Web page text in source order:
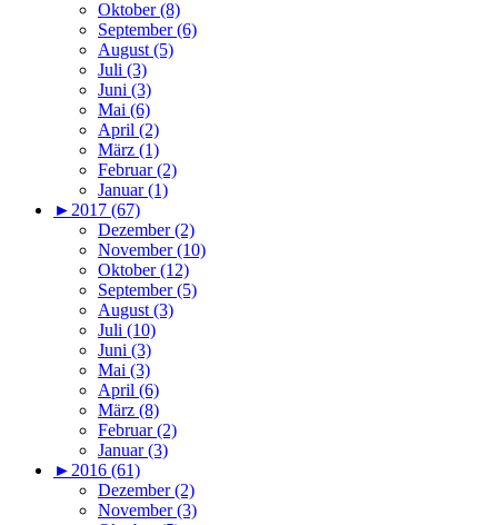
Oktober (8)
September (6)
August (5)
Juli (3)
Juni (3)
Mai (6)
April (2)
März (1)
Februar (2)
Januar (1)
► 2017 (67)
Dezember (2)
November (10)
Oktober (12)
September (5)
August (3)
Juli (10)
Juni (3)
Mai (3)
April (6)
März (8)
Februar (2)
Januar (3)
► 2016 (61)
Dezember (2)
November (3)